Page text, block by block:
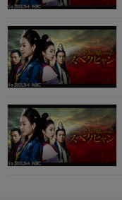
演出:イ・サンヨプ/チェ